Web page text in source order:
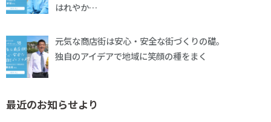
はれやか…
元気な商店街は安心・安全な街づくりの礎。
独自のアイデアで地域に笑顔の種をまく
最近のお知らせより